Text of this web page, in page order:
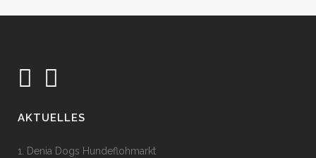
AKTUELLES
1. Denia Dogs Hundeflohmarkt